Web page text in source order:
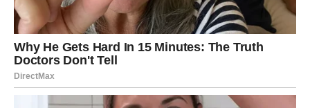
zdravlje. Pored svoje uloge u jačanju imuniteta, podsticanju
varenja i podršci zdravlju srca, dunja se može koristiti za
pravljenje sokova, čaja, džemova i raznih drugih proizvoda koji
nude terapeutske prednosti.
Zbog toga se preporučuje uključivanje u ishranu, posebno